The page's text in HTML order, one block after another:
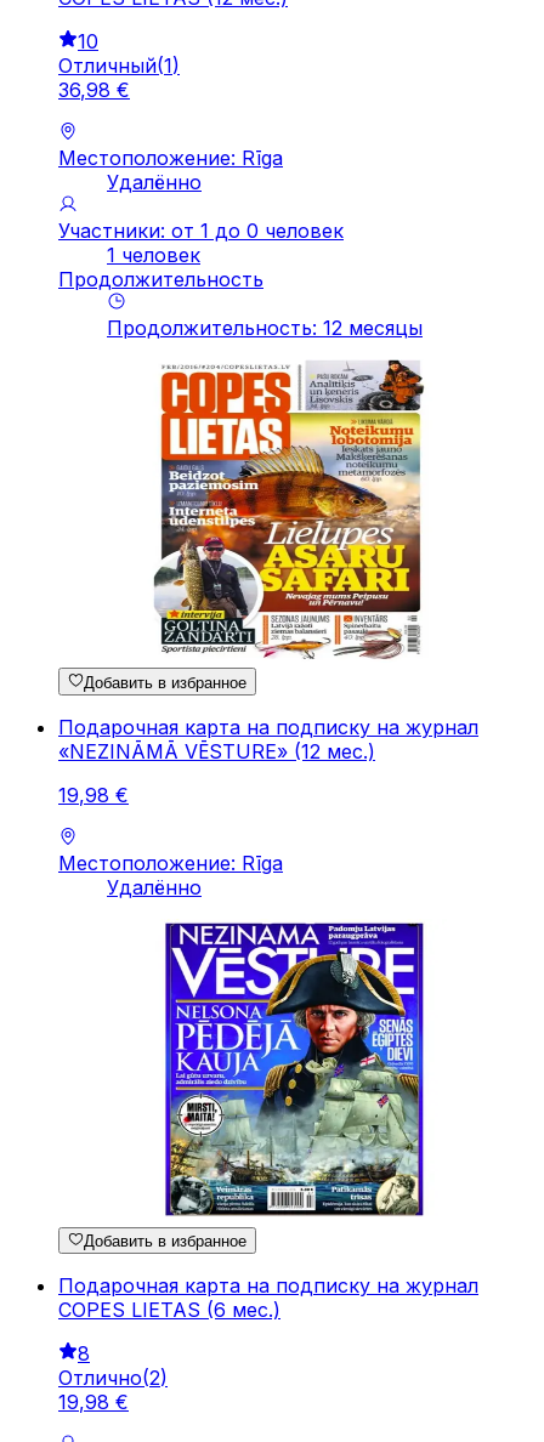
10
Отличный(1)
36,98 €
Местоположение: Rīga
Удалённо
Участники: от 1 до 0 человек
1 человек
Продолжительность
Продолжительность: 12 месяцы
Добавить в избранное
Подарочная карта на подписку на журнал
«NEZINĀMĀ VĒSTURE» (12 мес.)
19,98 €
Местоположение: Rīga
Удалённо
Добавить в избранное
Подарочная карта на подписку на журнал
COPES LIETAS (6 мес.)
8
Отлично(2)
19,98 €